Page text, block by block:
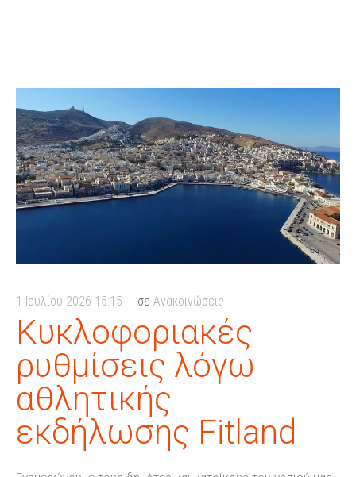
1 Ιουλίου 2026 15:15 σε Ανακοινώσεις
Κυκλοφοριακές
ρυθμίσεις λόγω
αθλητικής
εκδήλωσης Fitland